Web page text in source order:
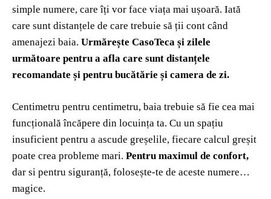
simple numere, care îți vor face viața mai ușoară. Iată
care sunt distanțele de care trebuie să ții cont când
amenajezi baia. Urmărește CasoTeca și zilele
următoare pentru a afla care sunt distanțele
recomandate și pentru bucătărie și camera de zi.
Centimetru pentru centimetru, baia trebuie să fie cea mai
funcțională încăpere din locuința ta. Cu un spațiu
insuficient pentru a ascude greșelile, fiecare calcul greșit
poate crea probleme mari. Pentru maximul de confort,
dar si pentru siguranță, folosește-te de aceste numere…
magice.